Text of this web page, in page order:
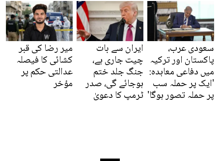
سعودی عرب،
پاکستان اور ترکیہ
میں دفاعی معاہدہ:
'ایک پر حملہ سب
پر حملہ تصور ہوگا'
ایران سے بات
چیت جاری ہے،
جنگ جلد ختم
ہوجائے گی، صدر
ٹرمپ کا دعویٰ
میر رضا کی قبر
کشائی کا فیصلہ
عدالتی حکم پر
مؤخر